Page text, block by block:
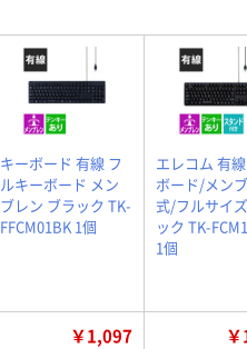
キーボード 有線 フ
ルキーボード メン
ブレン ブラック TK-
FFCM01BK 1個
エレコム 有
ボード/メン
式/フルサイ
ック TK-
1個
￥1,097